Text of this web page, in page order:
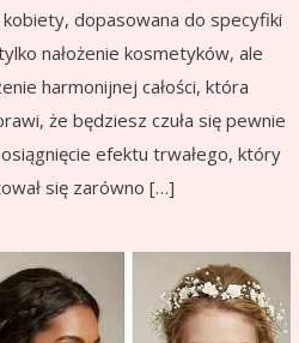
dopasowana do specyfiki
nałożenie kosmetyków, ale
harmonijnej całości, która
że będziesz czuła się pewnie
efektu trwałego, który
się zarówno […]